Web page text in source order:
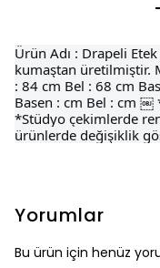
Ürün Adı : Drapeli
kumaştan üretilmiştir.
: 84 cm Bel : 68 cm
Basen : cm Bel : cm
*Stüdyo çekimlerde
ürünlerde değişiklik
Yorumlar
Bu ürün için henüz